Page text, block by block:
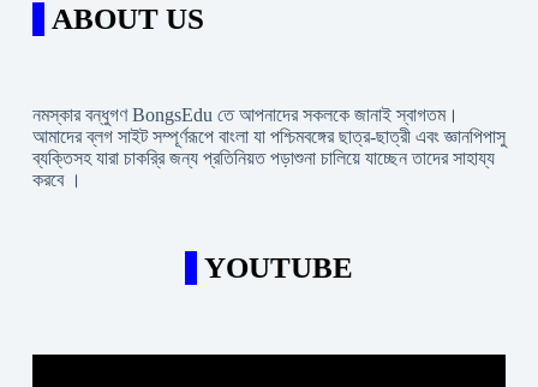
ABOUT US
নমস্কার বন্ধুগণ BongsEdu তে আপনাদের সকলকে জানাই স্বাগতম।
আমাদের ব্লগ সাইট সম্পূর্ণরূপে বাংলা যা পশ্চিমবঙ্গের ছাত্র-ছাত্রী এবং জ্ঞানপিপাসু
ব্যক্তিসহ যারা চাকরি্র জন্য প্রতিনিয়ত পড়াশুনা চালিয়ে যাচ্ছেন তাদের সাহায্য
করবে ।
YOUTUBE